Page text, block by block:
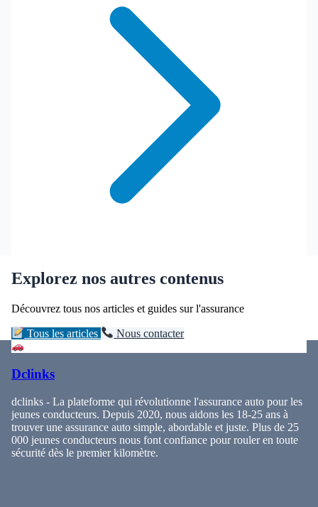
Explorez nos autres contenus
Découvrez tous nos articles et guides sur l'assurance
Tous les articles Nous contacter
Dclinks
dclinks - La plateforme qui révolutionne l'assurance auto pour les
jeunes conducteurs. Depuis 2020, nous aidons les 18-25 ans à
trouver une assurance auto simple, abordable et juste. Plus de 25
000 jeunes conducteurs nous font confiance pour rouler en toute
sécurité dès le premier kilomètre.